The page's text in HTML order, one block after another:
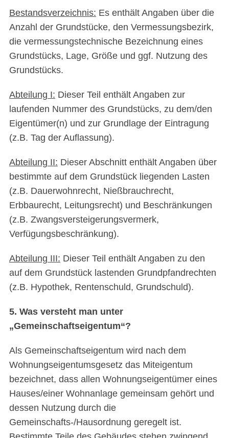
Bestandsverzeichnis: Es enthält Angaben über die
Anzahl der Grundstücke, den Vermessungsbezirk,
die vermessungstechnische Bezeichnung eines
Grundstücks, Lage, Größe und ggf. Nutzung des
Grundstücks.
Abteilung I: Dieser Teil enthält Angaben zur
laufenden Nummer des Grundstücks, zu dem/den
Eigentümer(n) und zur Grundlage der Eintragung
(z.B. Tag der Auflassung).
Abteilung II: Dieser Abschnitt enthält Angaben über
bestimmte auf dem Grundstück liegenden Lasten
(z.B. Dauerwohnrecht, Nießbrauchrecht,
Erbbaurecht, Leitungsrecht) und Beschränkungen
(z.B. Zwangsversteigerungsvermerk,
Verfügungsbeschränkung).
Abteilung III: Dieser Teil enthält Angaben zu den
auf dem Grundstück lastenden Grundpfandrechten
(z.B. Hypothek, Rentenschuld, Grundschuld).
5. Was versteht man unter
„Gemeinschaftseigentum“?
Als Gemeinschaftseigentum wird nach dem
Wohnungseigentumsgesetz das Miteigentum
bezeichnet, dass allen Wohnungseigentümer eines
Hauses/einer Wohnanlage gemeinsam gehört und
dessen Nutzung durch die
Gemeinschafts-/Hausordnung geregelt ist.